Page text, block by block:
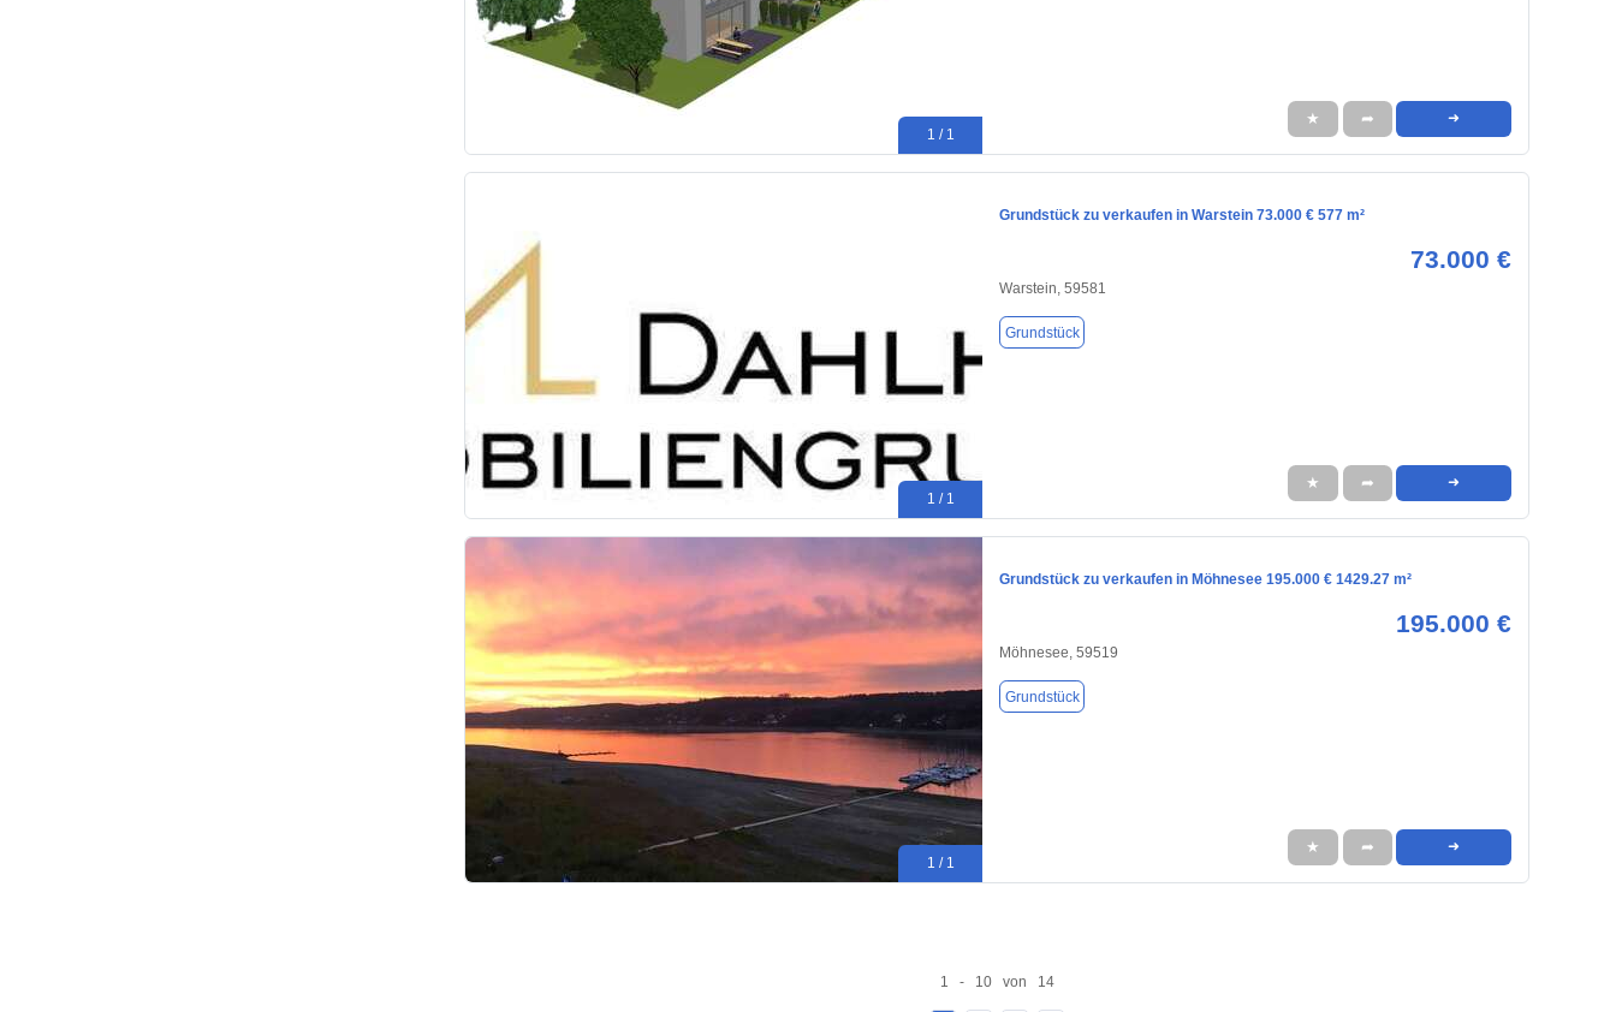
1 / 1
★ ➦ ➜
1 / 1
Grundstück zu verkaufen in Warstein 73.000 € 577 m²
73.000 €
Warstein, 59581
Grundstück
★ ➦ ➜
1 / 1
Grundstück zu verkaufen in Möhnesee 195.000 € 1429.27 m²
195.000 €
Möhnesee, 59519
Grundstück
★ ➦ ➜
1 - 10 von 14